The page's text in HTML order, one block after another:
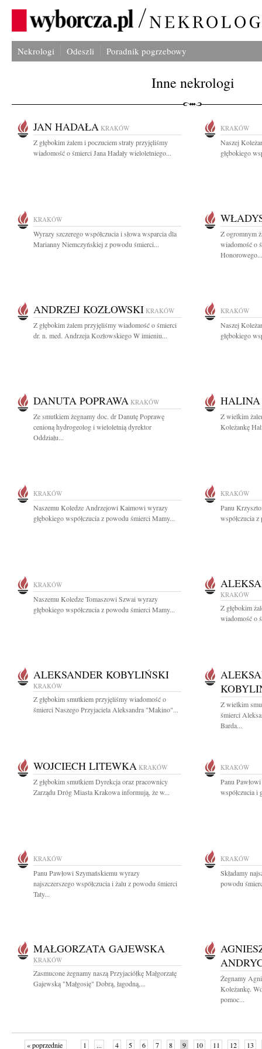
Nekrologi Odeszli Poradnik pogrzebowy
Inne nekrologi
JAN HADAŁA KRAKÓW
Z głębokim żalem i poczuciem straty przyjęliśmy
wiadomość o śmierci Jana Hadały wieloletniego...
KRAKÓW
Naszej
głębokiego
KRAKÓW
Wyrazy szczerego współczucia i słowa wsparcia dla
Marianny Niemczyńskiej z powodu śmierci...
Z ogromnym
wiadomość o
Honorowego...
ANDRZEJ KOZŁOWSKI KRAKÓW
Z głębokim żalem przyjęliśmy wiadomość o śmierci
dr. n. med. Andrzeja Kozłowskiego W imieniu...
KRAKÓW
Naszej
głębokiego
DANUTA POPRAWA KRAKÓW
Ze smutkiem żegnamy doc. dr Danutę Poprawę
cenioną hydrogeolog i wieloletnią dyrektor
Oddziału...
Z wielkim
Koleżankę
KRAKÓW
Naszemu Koledze Andrzejowi Kaimowi wyrazy
głębokiego współczucia z powodu śmierci Mamy...
KRAKÓW
Panu
współczucia
KRAKÓW
Naszemu Koledze Tomaszowi Szwai wyrazy
głębokiego współczucia z powodu śmierci Mamy...
KRAKÓW
Z głębokim
wiadomość o
ALEKSANDER KOBYLIŃSKI
KRAKÓW
Z głębokim smutkiem przyjęliśmy wiadomość o
śmierci Naszego Przyjaciela Aleksandra "Makino"...
Z wielkim
śmierci
Barda...
WOJCIECH LITEWKA KRAKÓW
Z głębokim smutkiem Dyrekcja oraz pracownicy
Zarządu Dróg Miasta Krakowa informują, że w...
KRAKÓW
Panu
współczucia i
KRAKÓW
Panu Pawłowi Szymańskiemu wyrazy
najszczerszego współczucia i żalu z powodu śmierci
Taty...
KRAKÓW
Składamy
powodu
MAŁGORZATA GAJEWSKA
KRAKÓW
Zasmucone żegnamy naszą Przyjaciółkę Małgorzatę
Gajewską "Małgosię" Dobrą, łagodną,...
Żegnamy
Koleżankę.
pomoc...
« poprzednie 1 ... 4 5 6 7 8 9 10 11 12 13